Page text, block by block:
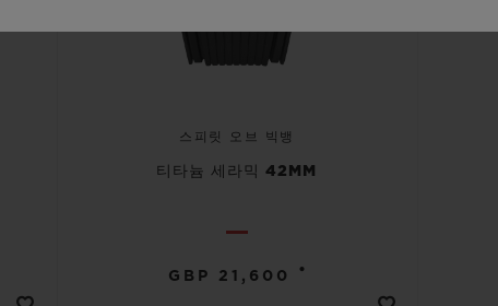
스피릿 오브 빅뱅
티타늄 세라믹 42MM
GBP 21,600 •